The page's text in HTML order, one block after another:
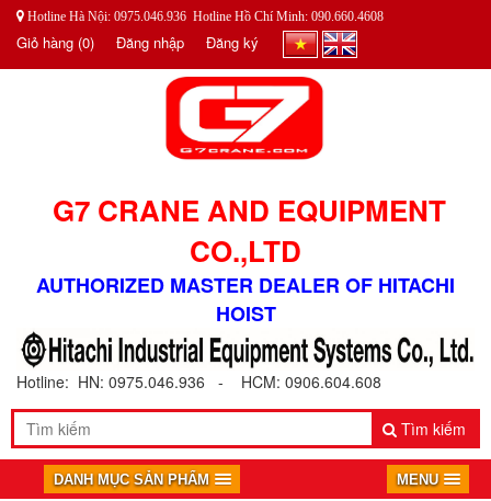
Hotline Hà Nội: 0975.046.936 Hotline Hồ Chí Minh: 090.660.4608
Giỏ hàng (0) Đăng nhập Đăng ký
G7 CRANE AND EQUIPMENT
CO.,LTD
AUTHORIZED MASTER DEALER OF HITACHI
HOIST
Hotline: HN: 0975.046.936 - HCM: 0906.604.608
Tìm kiếm
DANH MỤC SẢN PHẨM MENU